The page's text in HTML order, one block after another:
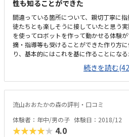
性も知ることができた
間違っている箇所について、親切丁寧に
徒たちとも楽しそうに接していたと思う
を使ってロボットを作って動かせる体験
摘・指導等も受けることができた作り方
り、基本的にはこれを基に作ることにな
の子は夢中でやっていたと思う我が家か
なると思うが、学校(流山おおたかの森小)
にある当該教室の目指す方向性等に係る
が、授業をしている教室内で見たため、
さらに追加費用必要)が必要であることか
成することとなるキットを使ってロボット
とともに、当該教室の雰囲気や目指す方
続きを読む
流山おおたかの森の評判・口コミ
体験者：年中/男の子 体験日：2018/12
★★★★★ 4.0